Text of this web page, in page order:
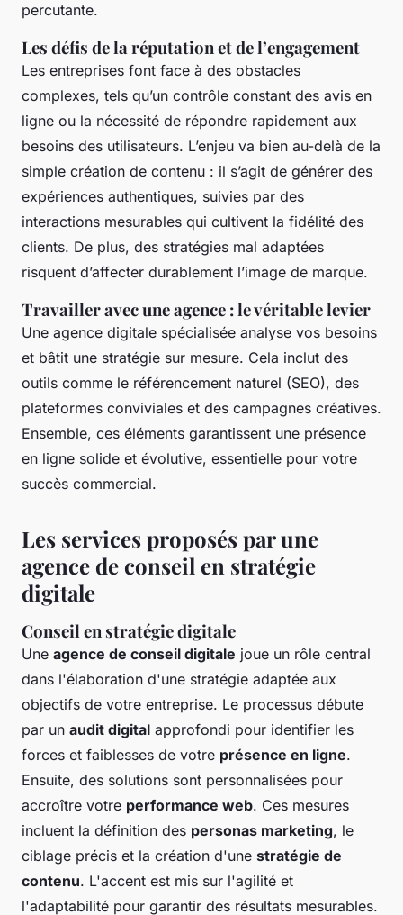
percutante.
Les défis de la réputation et de l’engagement
Les entreprises font face à des obstacles
complexes, tels qu’un contrôle constant des avis en
ligne ou la nécessité de répondre rapidement aux
besoins des utilisateurs. L’enjeu va bien au-delà de la
simple création de contenu : il s’agit de générer des
expériences authentiques, suivies par des
interactions mesurables qui cultivent la fidélité des
clients. De plus, des stratégies mal adaptées
risquent d’affecter durablement l’image de marque.
Travailler avec une agence : le véritable levier
Une agence digitale spécialisée analyse vos besoins
et bâtit une stratégie sur mesure. Cela inclut des
outils comme le référencement naturel (SEO), des
plateformes conviviales et des campagnes créatives.
Ensemble, ces éléments garantissent une présence
en ligne solide et évolutive, essentielle pour votre
succès commercial.
Les services proposés par une
agence de conseil en stratégie
digitale
Conseil en stratégie digitale
Une agence de conseil digitale joue un rôle central
dans l'élaboration d'une stratégie adaptée aux
objectifs de votre entreprise. Le processus débute
par un audit digital approfondi pour identifier les
forces et faiblesses de votre présence en ligne.
Ensuite, des solutions sont personnalisées pour
accroître votre performance web. Ces mesures
incluent la définition des personas marketing, le
ciblage précis et la création d'une stratégie de
contenu. L'accent est mis sur l'agilité et
l'adaptabilité pour garantir des résultats mesurables.